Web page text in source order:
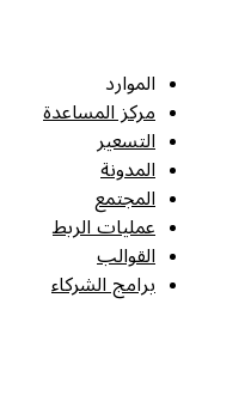
الموارد
مركز المساعدة
التسعير
المدونة
المجتمع
عمليات الربط
القوالب
برامج الشركاء